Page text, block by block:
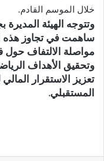
خلال الموسم القادم.
وتتوجه الهيئة
ساهمت في تجاوز هذه
مواصلة الالتفاف حول
وتحقيق الأهداف
تعزيز الاستقرار
المستقبلي.